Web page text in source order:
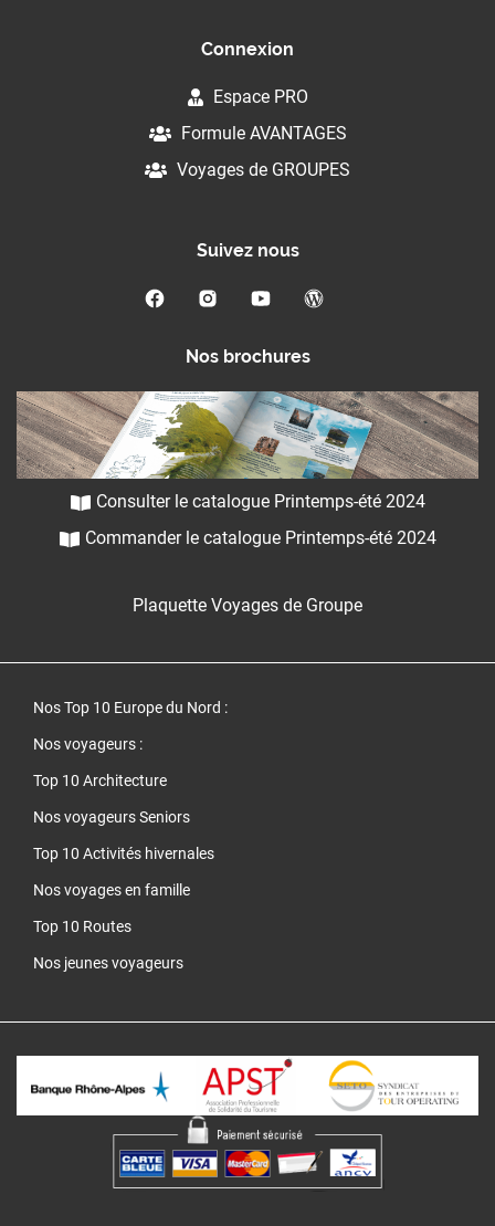
Connexion
Espace PRO
Formule AVANTAGES
Voyages de GROUPES
Suivez nous
Nos brochures
Consulter le catalogue Printemps-été 2024
Commander le catalogue Printemps-été 2024
Plaquette Voyages de Groupe
Nos Top 10 Europe du Nord :
Nos voyageurs :
Top 10 Architecture
Nos voyageurs Seniors
Top 10 Activités hivernales
Nos voyages en famille
Top 10 Routes
Nos jeunes voyageurs